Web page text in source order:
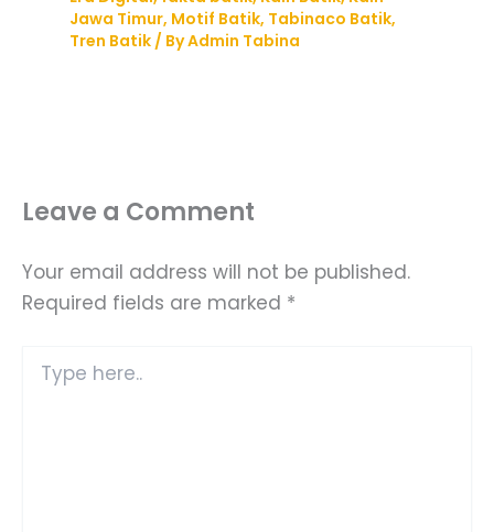
Jawa Timur, Motif Batik, Tabinaco Batik,
Tren Batik/ ByAdmin Tabina
Leave a Comment
Your email address will not be published.
Required fields are marked *
here..